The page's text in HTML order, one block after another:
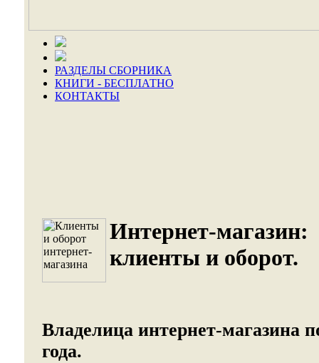
РАЗДЕЛЫ СБОРНИКА
КНИГИ - БЕСПЛАТНО
КОНТАКТЫ
Интернет-магазин:
клиенты и оборот.
Владелица интернет-магазина
года.